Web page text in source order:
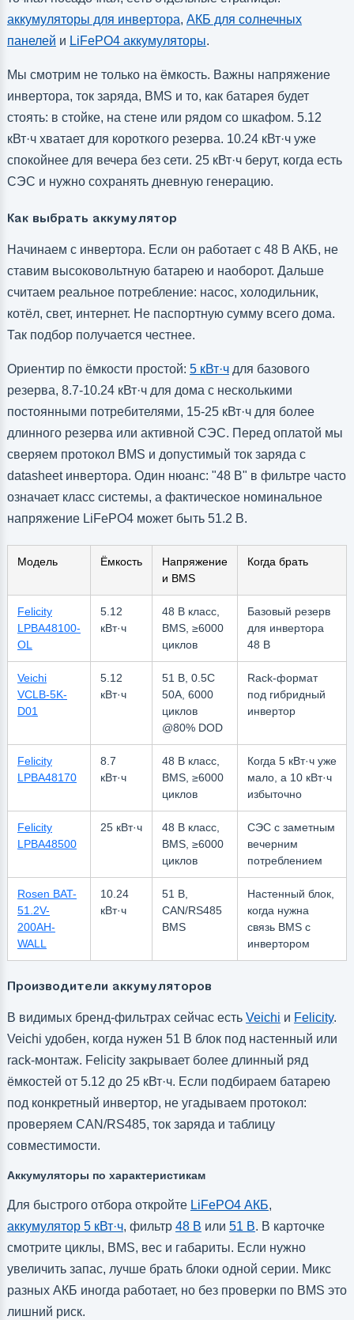
аккумуляторы для инвертора, АКБ для солнечных
панелей и LiFePO4 аккумуляторы.
Мы смотрим не только на ёмкость. Важны напряжение
инвертора, ток заряда, BMS и то, как батарея будет
стоять: в стойке, на стене или рядом со шкафом. 5.12
кВт·ч хватает для короткого резерва. 10.24 кВт·ч уже
спокойнее для вечера без сети. 25 кВт·ч берут, когда есть
СЭС и нужно сохранять дневную генерацию.
Как выбрать аккумулятор
Начинаем с инвертора. Если он работает с 48 В АКБ, не
ставим высоковольтную батарею и наоборот. Дальше
считаем реальное потребление: насос, холодильник,
котёл, свет, интернет. Не паспортную сумму всего дома.
Так подбор получается честнее.
Ориентир по ёмкости простой: 5 кВт·чдля базового
резерва, 8.7-10.24 кВт·ч для дома с несколькими
постоянными потребителями, 15-25 кВт·ч для более
длинного резерва или активной СЭС. Перед оплатой мы
сверяем протокол BMS и допустимый ток заряда с
datasheet инвертора. Один нюанс: "48 В" в фильтре часто
означает класс системы, а фактическое номинальное
напряжение LiFePO4 может быть 51.2 В.
Модель Ёмкость
Напряжение
и BMS
Когда брать
Felicity
LPBA48100-
OL
5.12
кВт·ч
48 В класс,
BMS, ≥6000
циклов
Базовый резерв
для инвертора
48 В
Veichi
VCLB-5K-
D01
5.12
кВт·ч
51 В, 0.5C
50A, 6000
циклов
@80% DOD
Rack-формат
под гибридный
инвертор
Felicity
LPBA48170
8.7
кВт·ч
48 В класс,
BMS, ≥6000
циклов
Когда 5 кВт·ч уже
мало, а 10 кВт·ч
избыточно
Felicity
LPBA48500
25 кВт·ч
48 В класс,
BMS, ≥6000
циклов
СЭС с заметным
вечерним
потреблением
Rosen BAT-
51.2V-
200AH-
WALL
10.24
кВт·ч
51 В,
CAN/RS485
BMS
Настенный блок,
когда нужна
связь BMS с
инвертором
Производители аккумуляторов
В видимых бренд-фильтрах сейчас есть Veichi и Felicity.
Veichi удобен, когда нужен 51 В блок под настенный или
rack-монтаж. Felicity закрывает более длинный ряд
ёмкостей от 5.12 до 25 кВт·ч. Если подбираем батарею
под конкретный инвертор, не угадываем протокол:
проверяем CAN/RS485, ток заряда и таблицу
совместимости.
Аккумуляторы по характеристикам
Для быстрого отбора откройте LiFePO4 АКБ,
аккумулятор 5 кВт·ч, фильтр 48 В или 51 В. В карточке
смотрите циклы, BMS, вес и габариты. Если нужно
увеличить запас, лучше брать блоки одной серии. Микс
разных АКБ иногда работает, но без проверки по BMS это
лишний риск.